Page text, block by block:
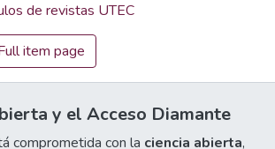
de revistas UTEC
item page
y el Acceso Diamante
comprometida con la ciencia abierta,